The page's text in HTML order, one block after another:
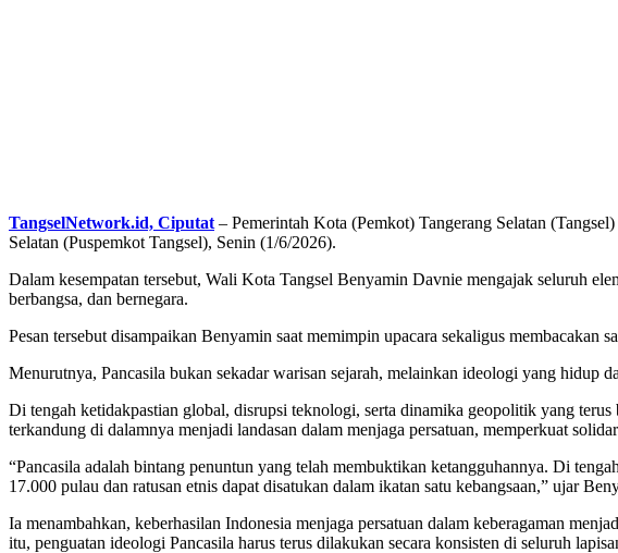
TangselNetwork.id, Ciputat – Pemerintah Kota (Pemkot) Tangerang Selatan
Selatan (Puspemkot Tangsel), Senin (1/6/2026).
Dalam kesempatan tersebut, Wali Kota Tangsel Benyamin Davnie mengajak seluruh
berbangsa, dan bernegara.
Pesan tersebut disampaikan Benyamin saat memimpin upacara sekaligus
Menurutnya, Pancasila bukan sekadar warisan sejarah, melainkan ideologi yang hidup
Di tengah ketidakpastian global, disrupsi teknologi, serta dinamika geopolitik yang
terkandung di dalamnya menjadi landasan dalam menjaga persatuan, memperkuat
“Pancasila adalah bintang penuntun yang telah membuktikan ketangguhannya. Di
17.000 pulau dan ratusan etnis dapat disatukan dalam ikatan satu kebangsaan,” ujar
Ia menambahkan, keberhasilan Indonesia menjaga persatuan dalam keberagaman
itu, penguatan ideologi Pancasila harus terus dilakukan secara konsisten di seluruh